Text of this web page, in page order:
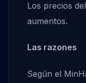
Los precios
aumentos.
Las razones
Según el